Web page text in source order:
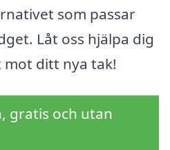
som passar
Låt oss hjälpa dig
ditt nya tak!
gratis och utan